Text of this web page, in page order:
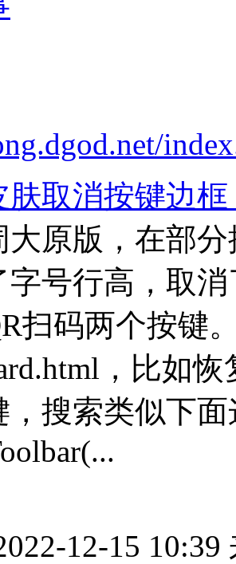
肤取消按键边
大原版，在部
字号行高，取
扫码两个按键
，比如
，搜索类似下
12-15 10:39